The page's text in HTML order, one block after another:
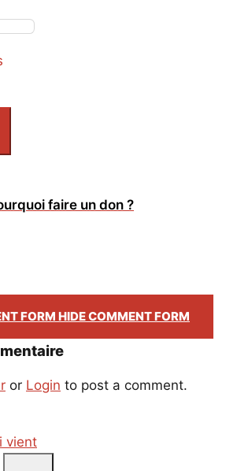
faire un don ?
FORM HIDE COMMENT FORM
or Login to post a comment.